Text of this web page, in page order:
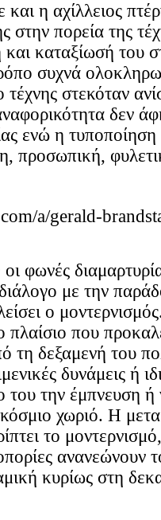
η αχίλλειος
στην πορεία της
καταξίωσή του
συχνά
τέχνης στεκόταν
δεν
ενώ η
προσωπική,
a/gerald-
φωνές
με την
ο
πλαίσιο που
τη δεξαμενή του
δυνάμεις ή
του την έμπνευση ή
χωριό. Η
το
ανανεώνουν
κυρίως στη